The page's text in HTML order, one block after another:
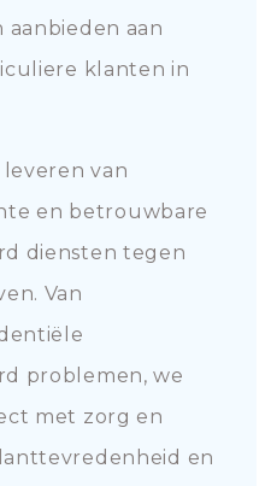
aanbieden aan
klanten in
van
en betrouwbare
diensten tegen
Van
problemen, we
met zorg en
en